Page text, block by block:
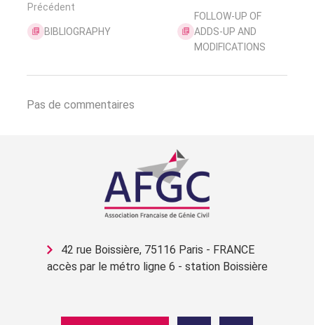
Précédent
BIBLIOGRAPHY
FOLLOW-UP OF
ADDS-UP AND
MODIFICATIONS
Pas de commentaires
42 rue Boissière, 75116 Paris - FRANCE
accès par le métro ligne 6 - station Boissière